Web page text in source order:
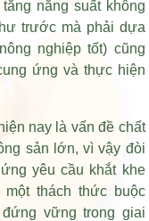
năng suất không
trước mà phải dựa
nghiệp tốt) cũng
ứng và thực hiện
nay là vấn đề chất
sản lớn, vì vậy đòi
yêu cầu khắt khe
thách thức buộc
vững trong giai